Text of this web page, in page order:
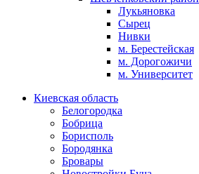
Лукьяновка
Сырец
Нивки
м. Берестейская
м. Дорогожичи
м. Университет
Киевская область
Белогородка
Бобрица
Борисполь
Бородянка
Бровары